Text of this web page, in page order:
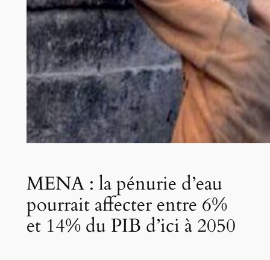
MENA : la pénurie d’eau
pourrait affecter entre 6%
et 14% du PIB d’ici à 2050